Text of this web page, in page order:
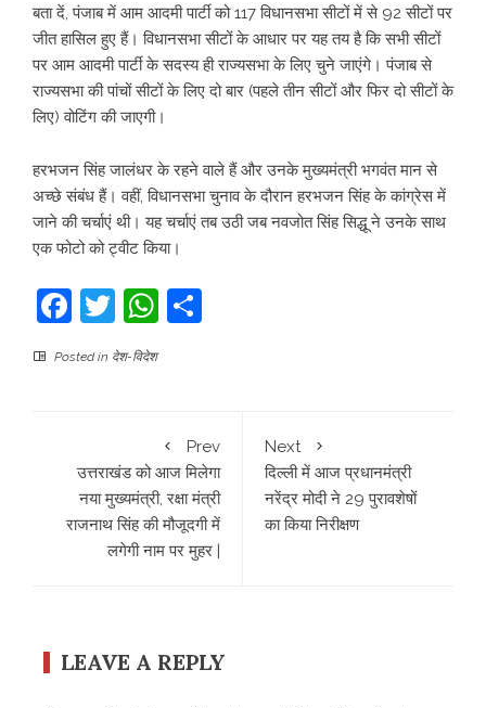
बता दें, पंजाब में आम आदमी पार्टी को 117 विधानसभा सीटों में से 92 सीटों पर
जीत हासिल हुए हैं। विधानसभा सीटों के आधार पर यह तय है कि सभी सीटों
पर आम आदमी पार्टी के सदस्य ही राज्यसभा के लिए चुने जाएंगे। पंजाब से
राज्यसभा की पांचों सीटों के लिए दो बार (पहले तीन सीटों और फिर दो सीटों के
लिए) वोटिंग की जाएगी।
हरभजन सिंह जालंधर के रहने वाले हैं और उनके मुख्यमंत्री भगवंत मान से
अच्छे संबंध हैं। वहीं, विधानसभा चुनाव के दौरान हरभजन सिंह के कांग्रेस में
जाने की चर्चाएं थी। यह चर्चाएं तब उठी जब नवजोत सिंह सिद्धू ने उनके साथ
एक फोटो को ट्वीट किया।
Facebook
TwitterWhatsApp
Posted in देश-विदेश
Prev
उत्तराखंड को आज मिलेगा
नया मुख्‍यमंत्री, रक्षा मंत्री
राजनाथ सिंह की मौजूदगी में
लगेगी नाम पर मुहर |
Next
दिल्ली में आज प्रधानमंत्री
नरेंद्र मोदी ने 29 पुरावशेषों
का किया निरीक्षण
LEAVE A REPLY